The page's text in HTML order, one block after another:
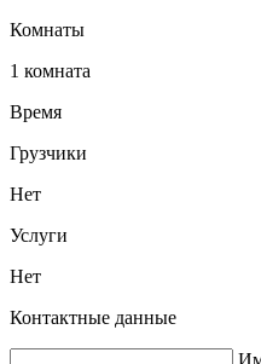
Комнаты
1 комната
Время
Грузчики
Нет
Услуги
Нет
Контактные данные